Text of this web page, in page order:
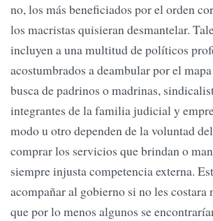
no, los más beneficiados por el orden
los macristas quisieran desmantelar.
incluyen a una multitud de políticos
acostumbrados a deambular por el
busca de padrinos o madrinas,
integrantes de la familia judicial y
modo u otro dependen de la voluntad
comprar los servicios que brindan o
siempre injusta competencia externa.
acompañar al gobierno si no les costara
que por lo menos algunos se